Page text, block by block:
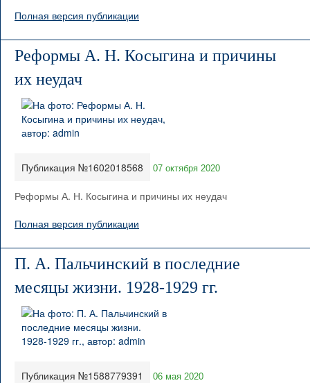
Полная версия публикации
Реформы А. Н. Косыгина и причины
их неудач
Публикация №1602018568 07 октября 2020
Реформы А. Н. Косыгина и причины их неудач
Полная версия публикации
П. А. Пальчинский в последние
месяцы жизни. 1928-1929 гг.
Публикация №1588779391 06 мая 2020